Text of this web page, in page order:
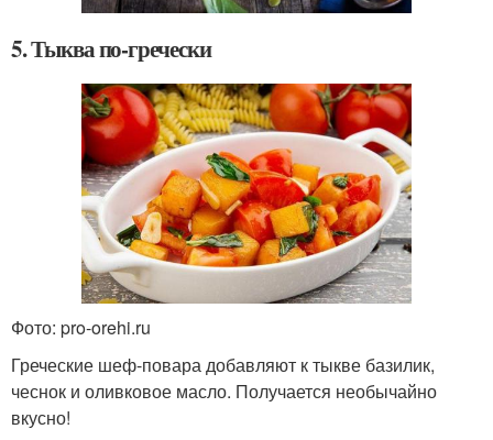
5. Тыква по-гречески
Фото: pro-orehi.ru
Греческие шеф-повара добавляют к тыкве базилик,
чеснок и оливковое масло. Получается необычайно
вкусно!